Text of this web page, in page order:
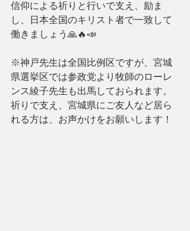
信仰による祈りと行いで支え、励ま
し、日本全国のキリスト者で一致して
働きましょう🙏🔥📣
※神戸先生は全国比例区ですが、宮城
県選挙区では参政党より牧師のローレ
ンス綾子先生も出馬しておられます。
祈りで支え、宮城県にご友人など居ら
れる方は、お声かけをお願いします！